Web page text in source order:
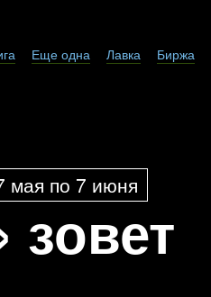
Еще одна Лавка Биржа
мая по 7 июня
зовет